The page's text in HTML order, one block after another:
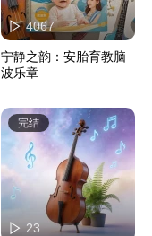
4067
宁静之韵：安胎育教脑
波乐章
完结
23